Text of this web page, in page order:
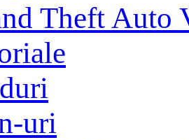
Theft Auto
uri